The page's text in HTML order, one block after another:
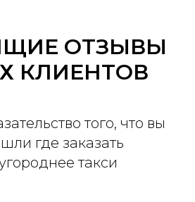
ОТЗЫВЫ
КЛИЕНТОВ
того, что вы
где заказать
такси